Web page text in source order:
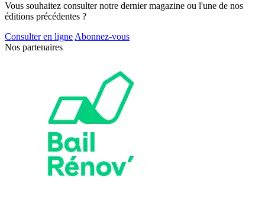
Vous souhaitez consulter notre dernier magazine ou l'une de nos
éditions précédentes ?
Consulter en ligne Abonnez-vous
Nos partenaires